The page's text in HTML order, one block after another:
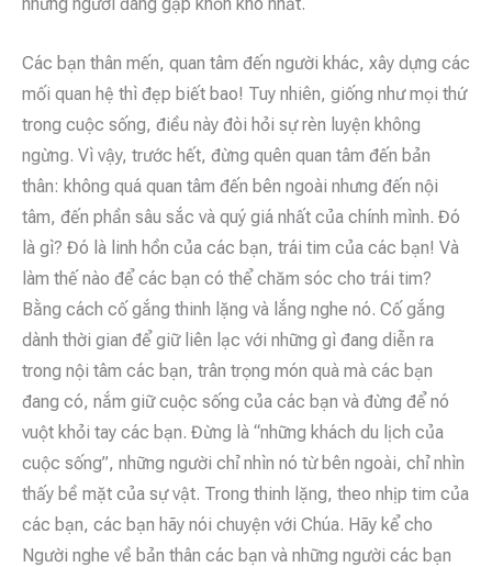
Các bạn thân mến, quan tâm đến người khác, xây dựng các
mối quan hệ thì đẹp biết bao! Tuy nhiên, giống như mọi thứ
trong cuộc sống, điều này đòi hỏi sự rèn luyện không
ngừng. Vì vậy, trước hết, đừng quên quan tâm đến bản
thân: không quá quan tâm đến bên ngoài nhưng đến nội
tâm, đến phần sâu sắc và quý giá nhất của chính mình. Đó
là gì? Đó là linh hồn của các bạn, trái tim của các bạn! Và
làm thế nào để các bạn có thể chăm sóc cho trái tim?
Bằng cách cố gắng thinh lặng và lắng nghe nó. Cố gắng
dành thời gian để giữ liên lạc với những gì đang diễn ra
trong nội tâm các bạn, trân trọng món quà mà các bạn
đang có, nắm giữ cuộc sống của các bạn và đừng để nó
vuột khỏi tay các bạn. Đừng là “những khách du lịch của
cuộc sống”, những người chỉ nhìn nó từ bên ngoài, chỉ nhìn
thấy bề mặt của sự vật. Trong thinh lặng, theo nhịp tim của
các bạn, các bạn hãy nói chuyện với Chúa. Hãy kể cho
Người nghe về bản thân các bạn và những người các bạn